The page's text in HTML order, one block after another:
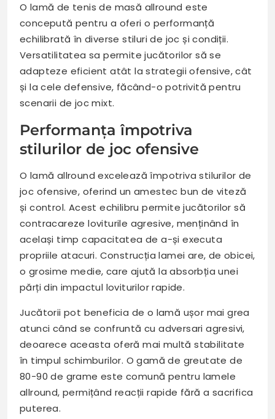
O lamă de tenis de masă allround este
concepută pentru a oferi o performanță
echilibrată în diverse stiluri de joc și condiții.
Versatilitatea sa permite jucătorilor să se
adapteze eficient atât la strategii ofensive, cât
și la cele defensive, făcând-o potrivită pentru
scenarii de joc mixt.
Performanța împotriva
stilurilor de joc ofensive
O lamă allround excelează împotriva stilurilor de
joc ofensive, oferind un amestec bun de viteză
și control. Acest echilibru permite jucătorilor să
contracareze loviturile agresive, menținând în
același timp capacitatea de a-și executa
propriile atacuri. Construcția lamei are, de obicei,
o grosime medie, care ajută la absorbția unei
părți din impactul loviturilor rapide.
Jucătorii pot beneficia de o lamă ușor mai grea
atunci când se confruntă cu adversari agresivi,
deoarece aceasta oferă mai multă stabilitate
în timpul schimburilor. O gamă de greutate de
80-90 de grame este comună pentru lamele
allround, permițând reacții rapide fără a sacrifica
puterea.